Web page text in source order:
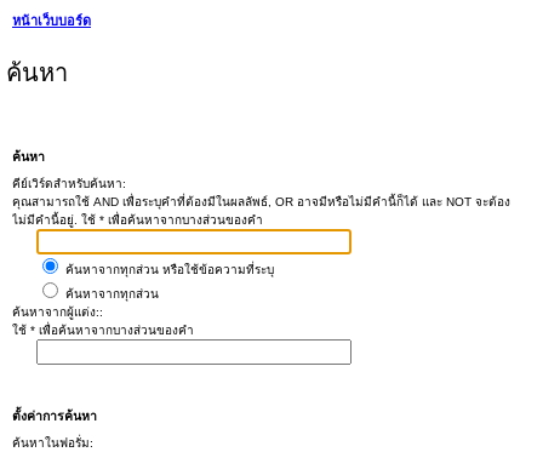
หน้าเว็บบอร์ด
ค้นหา
ค้นหา
คีย์เวิร์ดสำหรับค้นหา:
คุณสามารถใช้ AND เพื่อระบุคำที่ต้องมีในผลลัพธ์, OR อาจมีหรือไม่มีคำนี้ก็ได้ และ NOT จะต้อง
ไม่มีคำนี้อยู่. ใช้ * เพื่อค้นหาจากบางส่วนของคำ
ค้นหาจากทุกส่วน หรือใช้ข้อความที่ระบุ
ค้นหาจากทุกส่วน
ค้นหาจากผู้แต่ง::
ใช้ * เพื่อค้นหาจากบางส่วนของคำ
ตั้งค่าการค้นหา
ค้นหาในฟอรั่ม: